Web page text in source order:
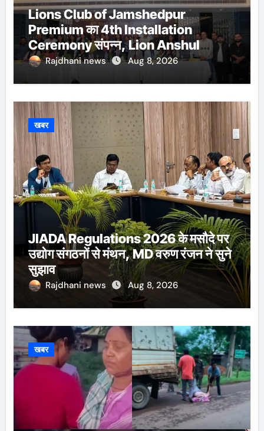
Lions Club of Jamshedpur
Premium का 4th Installation
Ceremony संपन्न, Lion Anshul
Ringasia ने संभाला अध्यक्ष पद
Rajdhani news Aug 8, 2026
खबर
JIADA Regulations 2026 के मसौदे पर
उद्योग संगठनों से मंथन, MD वरुण रंजन ने सुने
सुझाव
Rajdhani news Aug 8, 2026
खबर